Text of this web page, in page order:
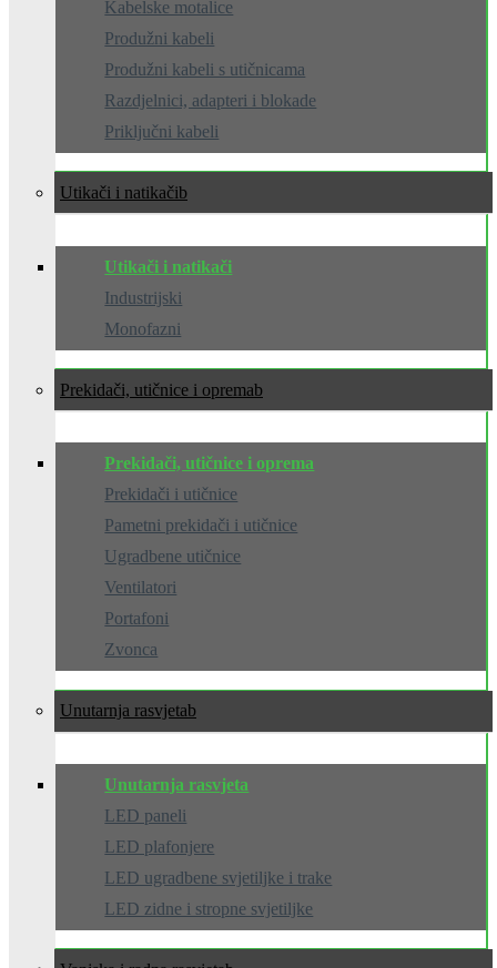
Kabelske motalice
Produžni kabeli
Produžni kabeli s utičnicama
Razdjelnici, adapteri i blokade
Priključni kabeli
Utikači i natikači
Utikači i natikači
Industrijski
Monofazni
Prekidači, utičnice i oprema
Prekidači, utičnice i oprema
Prekidači i utičnice
Pametni prekidači i utičnice
Ugradbene utičnice
Ventilatori
Portafoni
Zvonca
Unutarnja rasvjeta
Unutarnja rasvjeta
LED paneli
LED plafonjere
LED ugradbene svjetiljke i trake
LED zidne i stropne svjetiljke